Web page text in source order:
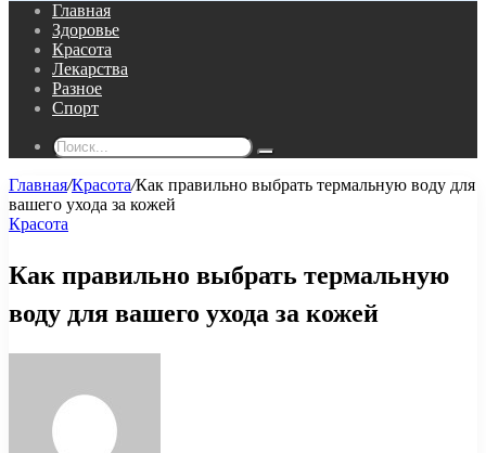
Главная
Здоровье
Красота
Лекарства
Разное
Спорт
Поиск...
Главная/Красота/Как правильно выбрать термальную воду для
вашего ухода за кожей
Красота
Как правильно выбрать термальную
воду для вашего ухода за кожей